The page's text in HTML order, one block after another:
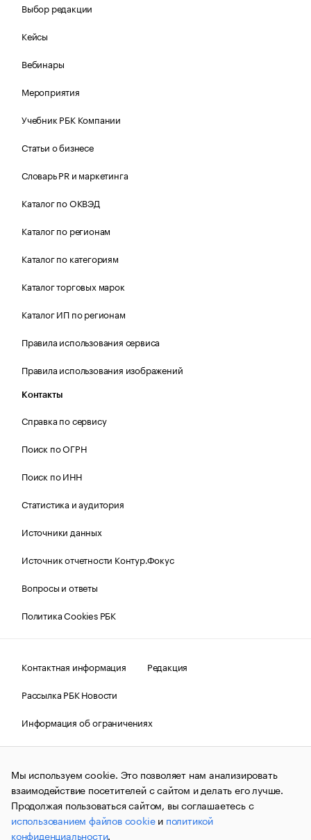
Выбор редакции
Кейсы
Вебинары
Мероприятия
Учебник РБК Компании
Статьи о бизнесе
Словарь PR и маркетинга
Каталог по ОКВЭД
Каталог по регионам
Каталог по категориям
Каталог торговых марок
Каталог ИП по регионам
Правила использования сервиса
Правила использования изображений
Контакты
Справка по сервису
Поиск по ОГРН
Поиск по ИНН
Статистика и аудитория
Источники данных
Источник отчетности Контур.Фокус
Вопросы и ответы
Политика Cookies РБК
Контактная информация
Редакция
Рассылка РБК Новости
Информация об ограничениях
Правовая информация
О соблюдении авторских прав
© АО «РОСБИЗНЕСКОНСАЛТИНГ»,1995–2026.Сообщения
и материалы информационного агентства «РБК»
(зарегистрировано Федеральной службой по надзору в сфере
связи, информационных технологий и массовых
коммуникаций (Роскомнадзор) 09.12.2015 за номером ИА
№ФС77-63848) сопровождаются пометкой «РБК». Отдельные
Мы используем cookie. Это позволяет нам анализировать
взаимодействие посетителей с сайтом и делать его лучше.
Продолжая пользоваться сайтом, вы соглашаетесь с
использованием файлов cookieи политикой
конфиденциальности.